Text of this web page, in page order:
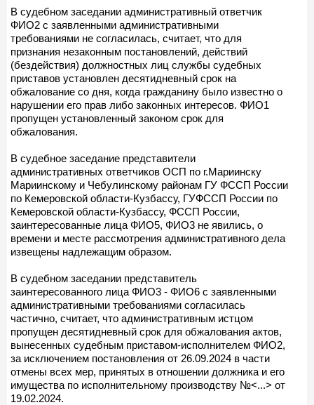
В судебном заседании административный ответчик
ФИО2 с заявленными административными
требованиями не согласилась, считает, что для
признания незаконным постановлений, действий
(бездействия) должностных лиц службы судебных
приставов установлен десятидневный срок на
обжалование со дня, когда гражданину было известно о
нарушении его прав либо законных интересов. ФИО1
пропущен установленный законом срок для
обжалования.
В судебное заседание представители
административных ответчиков ОСП по г.Мариинску
Мариинскому и Чебулинскому районам ГУ ФССП России
по Кемеровской области-Кузбассу, ГУФССП России по
Кемеровской области-Кузбассу, ФССП России,
заинтересованные лица ФИО5, ФИО3 не явились, о
времени и месте рассмотрения административного дела
извещены надлежащим образом.
В судебном заседании представитель
заинтересованного лица ФИО3 - ФИО6 с заявленными
административными требованиями согласилась
частично, считает, что административным истцом
пропущен десятидневный срок для обжалования актов,
вынесенных судебным приставом-исполнителем ФИО2,
за исключением постановления от 26.09.2024 в части
отмены всех мер, принятых в отношении должника и его
имущества по исполнительному производству №<...> от
19.02.2024.